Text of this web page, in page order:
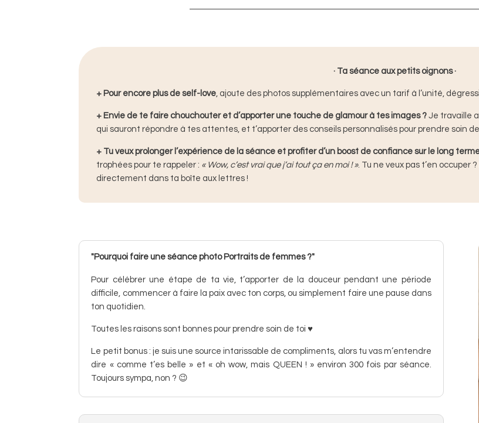
· Ta séance aux petits oignons ·​​
+ Pour encore plus de self-love, ajoute des photos supplémentaires avec un tarif à l’unité,
+ Envie de te faire chouchouter et d’apporter une touche de glamour à tes images ? Je travaille
qui sauront répondre à tes attentes, et t’apporter des conseils personnalisés pour prendre soin
+ Tu veux prolonger l’expérience de la séance et profiter d’un boost de confiance sur le long
trophées pour te rappeler : « Wow, c’est vrai que j’ai tout ça en moi ! ». Tu ne veux pas t’en occuper
directement dans ta boîte aux lettres !
"Pourquoi faire une séance photo Portraits de femmes ?"
Pour célébrer une étape de ta vie, t’apporter de la douceur pendant une période
difficile, commencer à faire la paix avec ton corps, ou simplement faire une pause dans
ton quotidien.
Toutes les raisons sont bonnes pour prendre soin de toi ♥
Le petit bonus : je suis une source intarissable de compliments, alors tu vas m’entendre
dire « comme t’es belle » et « oh wow, mais QUEEN ! » environ 300 fois par séance.
Toujours sympa, non ? 😉